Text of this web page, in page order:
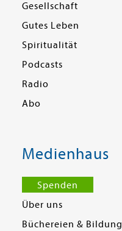
Gesellschaft
Gutes Leben
Spiritualität
Podcasts
Radio
Abo
Medienhaus
Spenden
Über uns
Büchereien & Bildung